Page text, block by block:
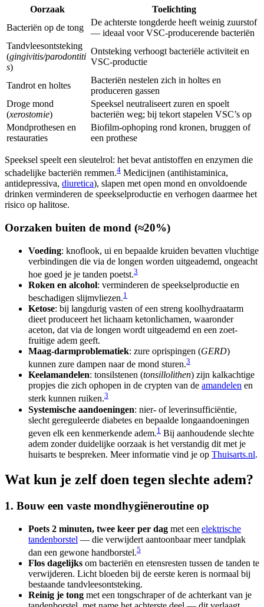
Oorzaak
Toelichting
Bacteriën op de tong
De achterste tongderde heeft weinig zuurstof
— ideaal voor VSC-producerende bacteriën
Tandvleesontsteking
(gingivitis/parodontiti
s)
Ontsteking verhoogt bacteriële activiteit en
VSC-productie
Tandrot en holtes
Bacteriën nestelen zich in holtes en
produceren gassen
Droge mond
(xerostomie)
Speeksel neutraliseert zuren en spoelt
bacteriën weg; bij tekort stapelen VSC’s op
Mondprothesen en
restauraties
Biofilm-ophoping rond kronen, bruggen of
een prothese
Speeksel speelt een sleutelrol: het bevat antistoffen en enzymen die
schadelijke bacteriën remmen.4 Medicijnen (antihistaminica,
antidepressiva, diuretica), slapen met open mond en onvoldoende
drinken verminderen de speekselproductie en verhogen daarmee het
risico op halitose.
Oorzaken buiten de mond (≈20%)
Voeding: knoflook, ui en bepaalde kruiden bevatten vluchtige
verbindingen die via de longen worden uitgeademd, ongeacht
hoe goed je je tanden poetst.3
Roken en alcohol: verminderen de speekselproductie en
beschadigen slijmvliezen.1
Ketose: bij langdurig vasten of een streng koolhydraatarm
dieet produceert het lichaam ketonlichamen, waaronder
aceton, dat via de longen wordt uitgeademd en een zoet-
fruitige adem geeft.
Maag-darmproblematiek: zure oprispingen (GERD)
kunnen zure dampen naar de mond sturen.3
Keelamandelen: tonsilstenen (tonsillolithen) zijn kalkachtige
propjes die zich ophopen in de crypten van de amandelen en
sterk kunnen ruiken.3
Systemische aandoeningen: nier- of leverinsufficiëntie,
slecht gereguleerde diabetes en bepaalde longaandoeningen
geven elk een kenmerkende adem.1 Bij aanhoudende slechte
adem zonder duidelijke oorzaak is het verstandig dit met je
huisarts te bespreken. Meer informatie vind je op Thuisarts.nl.
Wat kun je zelf doen tegen slechte adem?
1. Bouw een vaste mondhygiëneroutine op
Poets 2 minuten, twee keer per dag met een elektrische
tandenborstel — die verwijdert aantoonbaar meer tandplak
dan een gewone handborstel.5
Flos dagelijks om bacteriën en etensresten tussen de tanden te
verwijderen. Licht bloeden bij de eerste keren is normaal bij
bestaande tandvleesontsteking.
Reinig je tong met een tongschraper of de achterkant van je